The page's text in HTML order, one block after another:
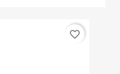
favorite_border